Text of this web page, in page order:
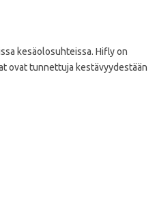
kesäolosuhteissa. Hifly on
ovat tunnettuja kestävyydestään